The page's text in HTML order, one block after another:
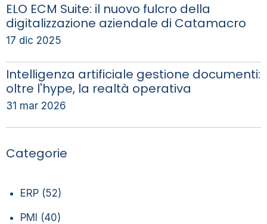
ELO ECM Suite: il nuovo fulcro della
digitalizzazione aziendale di Catamacro
17 dic 2025
Intelligenza artificiale gestione documenti:
oltre l'hype, la realtà operativa
31 mar 2026
Categorie
ERP (52)
PMI (40)